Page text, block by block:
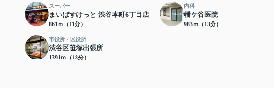
スーパー
まいばすけっと 渋谷本町6丁目店
861ｍ（11分）
内科
幡ケ谷医院
983ｍ（13分）
市役所・区役所
渋谷区笹塚出張所
1391ｍ（18分）